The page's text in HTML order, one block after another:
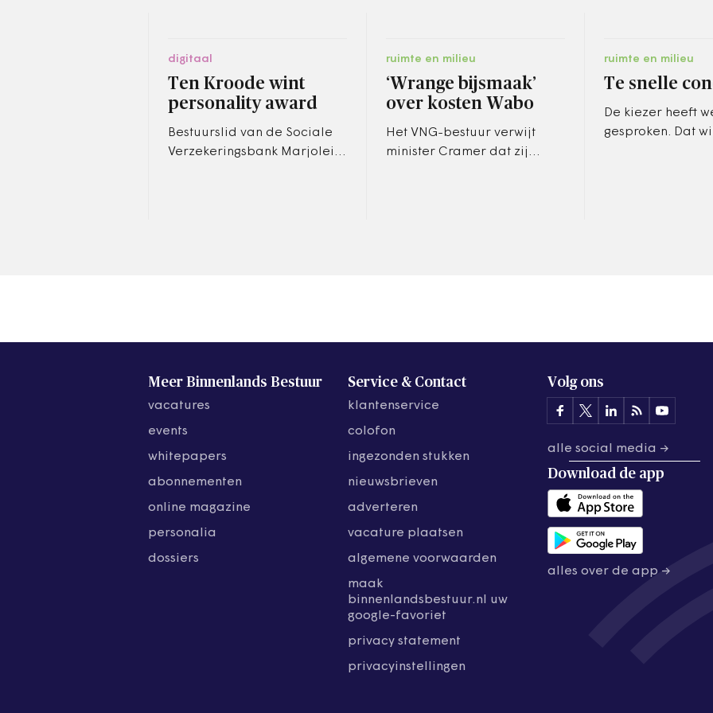
digitaal
Ten Kroode wint
personality award
Bestuurslid van de Sociale
Verzekeringsbank Marjolein
ruimte en milieu
‘Wrange bijsmaak’
over kosten Wabo
Het VNG-bestuur verwijt
minister Cramer dat zij
ruimte en milieu
Te snelle
De kiezer heeft
gesproken. Dat
Meer Binnenlands Bestuur
vacatures
events
whitepapers
abonnementen
online magazine
personalia
dossiers
Service & Contact
klantenservice
colofon
ingezonden stukken
nieuwsbrieven
adverteren
vacature plaatsen
algemene voorwaarden
maak
binnenlandsbestuur.nl uw
google-favoriet
privacy statement
privacyinstellingen
Volg ons
alle social media →
Download de app
alles over de app →